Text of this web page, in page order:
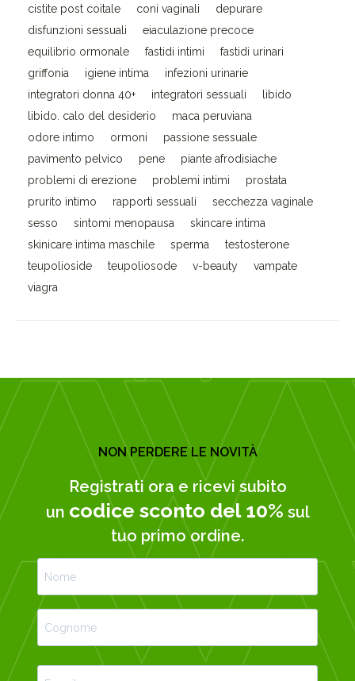
cistite post coitale
coni vaginali
depurare
disfunzioni sessuali
eiaculazione precoce
equilibrio ormonale
fastidi intimi
fastidi urinari
griffonia
igiene intima
infezioni urinarie
integratori donna 40+
integratori sessuali
libido
libido. calo del desiderio
maca peruviana
odore intimo
ormoni
passione sessuale
pavimento pelvico
pene
piante afrodisiache
problemi di erezione
problemi intimi
prostata
prurito intimo
rapporti sessuali
secchezza vaginale
sesso
sintomi menopausa
skincare intima
skinicare intima maschile
sperma
testosterone
teupolioside
teupoliosode v-beauty
vampate
viagra
NON PERDERE LE NOVITÀ
Registrati ora e ricevi subito
un codice sconto del 10% sul
tuo primo ordine.